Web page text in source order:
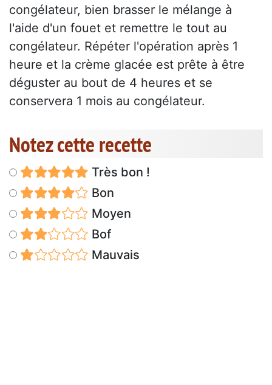
congélateur, bien brasser le mélange à
l'aide d'un fouet et remettre le tout au
congélateur. Répéter l'opération après 1
heure et la crème glacée est prête à être
déguster au bout de 4 heures et se
conservera 1 mois au congélateur.
Notez cette recette
Très bon !
Bon
Moyen
Bof
Mauvais